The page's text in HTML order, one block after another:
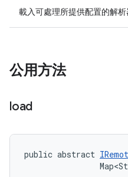
載入可處理所提供配置的解析
公用方法
load
public abstract